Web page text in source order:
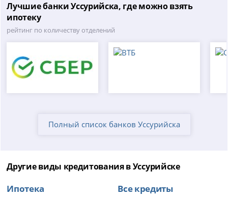
Лучшие банки Уссурийска, где можно взять
ипотеку
рейтинг по количеству отделений
Полный список банков Уссурийска
Другие виды кредитования в Уссурийске
Ипотека
Все кредиты